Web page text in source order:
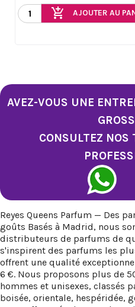
add_shopping_cart AJOUTER AU
AVEZ-VOUS UNE
CONSULTEZ NOS
Reyes Queens Parfum — Des
goûts Basés à Madrid, nous
distributeurs de parfums de
s'inspirent des parfums les
offrent une qualité
6 €. Nous proposons plus de
hommes et unisexes, classés
boisée, orientale, hespéridée,